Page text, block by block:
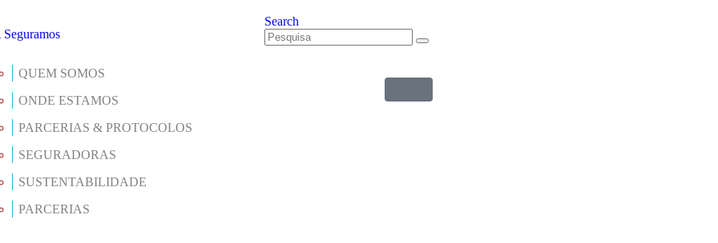
Seguramos
QUEM SOMOS
ONDE ESTAMOS
PARCERIAS & PROTOCOLOS
SEGURADORAS
SUSTENTABILIDADE
PARCERIAS
Search